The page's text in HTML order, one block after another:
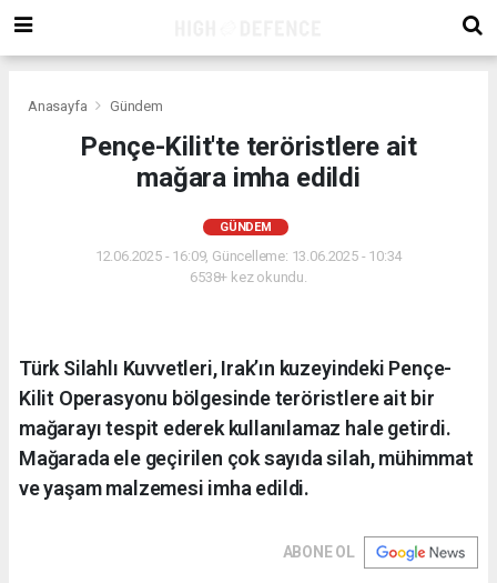
Anasayfa Gündem
Pençe-Kilit'te teröristlere ait
mağara imha edildi
GÜNDEM
12.06.2025 - 16:09, Güncelleme: 13.06.2025 - 10:34
6538+ kez okundu.
Türk Silahlı Kuvvetleri, Irak’ın kuzeyindeki Pençe-
Kilit Operasyonu bölgesinde teröristlere ait bir
mağarayı tespit ederek kullanılamaz hale getirdi.
Mağarada ele geçirilen çok sayıda silah, mühimmat
ve yaşam malzemesi imha edildi.
ABONE OL